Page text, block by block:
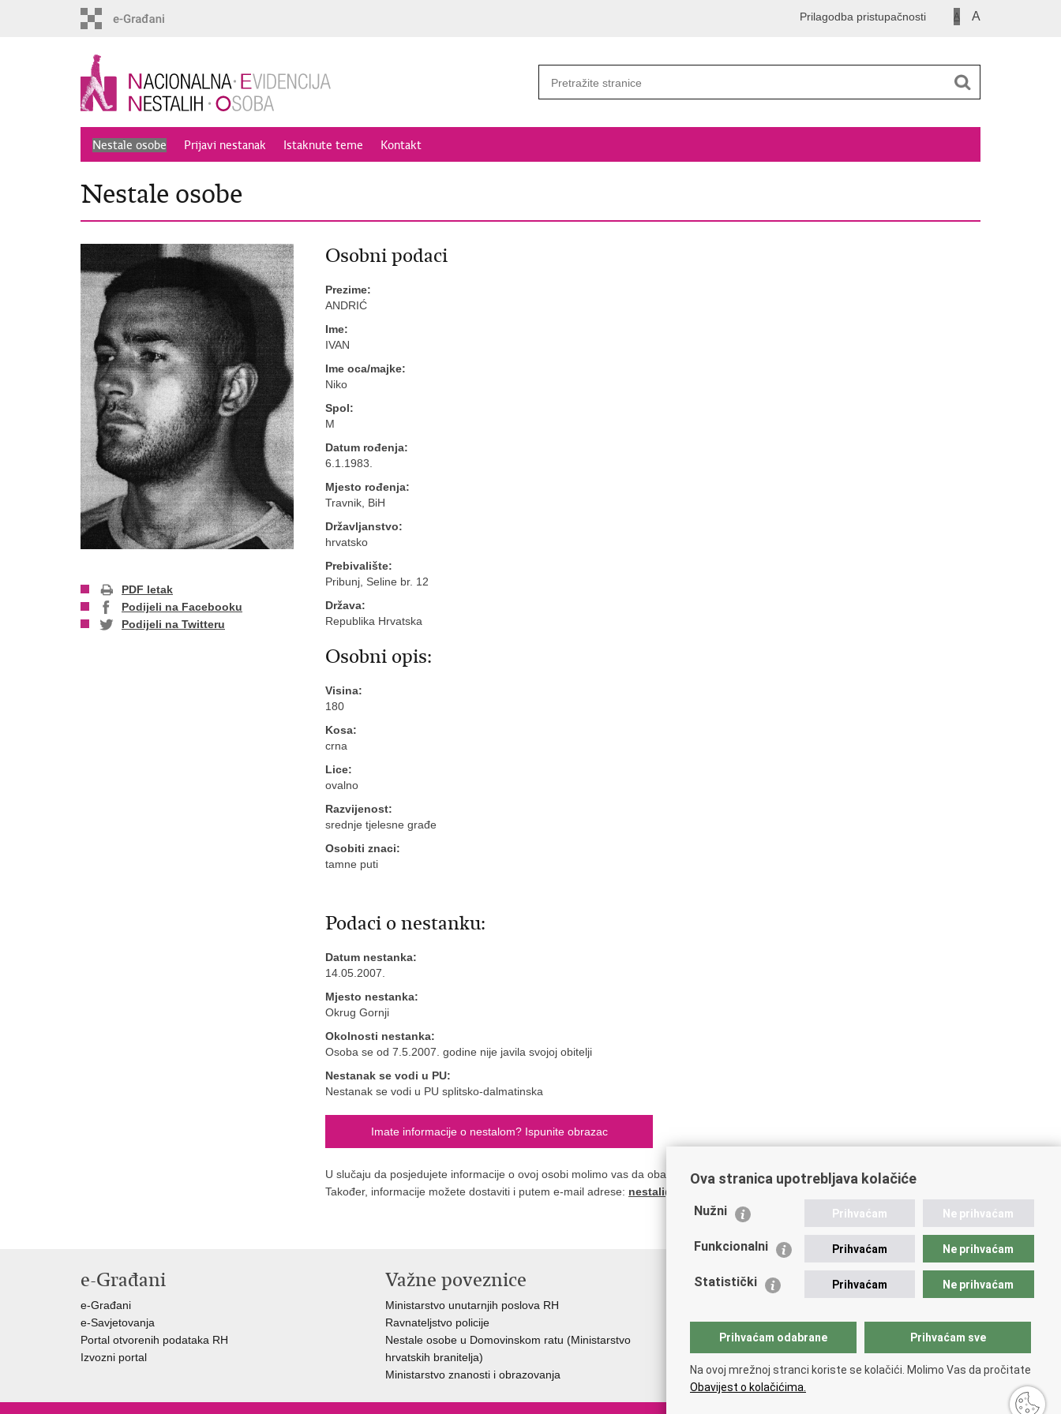
A A
Prilagodba pristupačnosti
Nestale osobe Prijavi nestanak Istaknute teme Kontakt
Nestale osobe
PDF letak
Podijeli na Facebooku
Podijeli na Twitteru
Osobni podaci
Prezime:
ANDRIĆ
Ime:
IVAN
Ime oca/majke:
Niko
Spol:
M
Datum rođenja:
6.1.1983.
Mjesto rođenja:
Travnik, BiH
Državljanstvo:
hrvatsko
Prebivalište:
Pribunj, Seline br. 12
Država:
Republika Hrvatska
Osobni opis:
Visina:
180
Kosa:
crna
Lice:
ovalno
Razvijenost:
srednje tjelesne građe
Osobiti znaci:
tamne puti
Podaci o nestanku:
Datum nestanka:
14.05.2007.
Mjesto nestanka:
Okrug Gornji
Okolnosti nestanka:
Osoba se od 7.5.2007. godine nije javila svojoj obitelji
Nestanak se vodi u PU:
Nestanak se vodi u PU splitsko-dalmatinska
Imate informacije o nestalom? Ispunite obrazac
U slučaju da posjedujete informacije o ovoj osobi molimo vas da obavijestite najbližu policijsku postaju ili nazovete na broj
Također, informacije možete dostaviti i putem e-mail adrese: nestali@nestali.hr
e-Građani
e-Građani
e-Savjetovanja
Portal otvorenih podataka RH
Izvozni portal
Važne poveznice
Ministarstvo unutarnjih poslova RH
Ravnateljstvo policije
Nestale osobe u Domovinskom ratu (Ministarstvo
hrvatskih branitelja)
Ministarstvo znanosti i obrazovanja
Ova stranica upotrebljava kolačiće
Nužni Prihvaćam Ne prihvaćam
Funkcionalni Prihvaćam Ne prihvaćam
Statistički Prihvaćam Ne prihvaćam
Prihvaćam odabrane Prihvaćam sve
Na ovoj mrežnoj stranci koriste se kolačići. Molimo Vas da pročitate
Obavijest o kolačićima.